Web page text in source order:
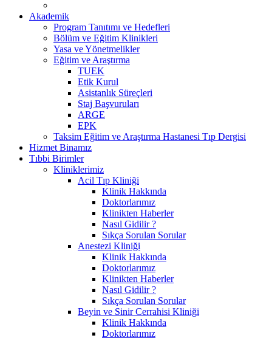
Akademik
Program Tanıtımı ve Hedefleri
Bölüm ve Eğitim Klinikleri
Yasa ve Yönetmelikler
Eğitim ve Araştırma
TUEK
Etik Kurul
Asistanlık Süreçleri
Staj Başvuruları
ARGE
EPK
Taksim Eğitim ve Araştırma Hastanesi Tıp Dergisi
Hizmet Binamız
Tıbbi Birimler
Kliniklerimiz
Acil Tıp Kliniği
Klinik Hakkında
Doktorlarımız
Klinikten Haberler
Nasıl Gidilir ?
Sıkça Sorulan Sorular
Anestezi Kliniği
Klinik Hakkında
Doktorlarımız
Klinikten Haberler
Nasıl Gidilir ?
Sıkça Sorulan Sorular
Beyin ve Sinir Cerrahisi Kliniği
Klinik Hakkında
Doktorlarımız